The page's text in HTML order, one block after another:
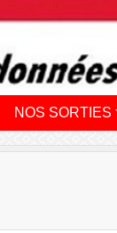
NOS SORTIES